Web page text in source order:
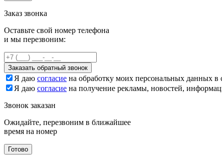
Заказ звонка
Оставьте свой номер телефона
и мы перезвоним:
Заказать обратный звонок
Я даю согласие на обработку моих персональных данных в
Я даю согласие на получение рекламы, новостей,
Звонок заказан
Ожидайте, перезвоним в ближайшее
время на номер
Готово